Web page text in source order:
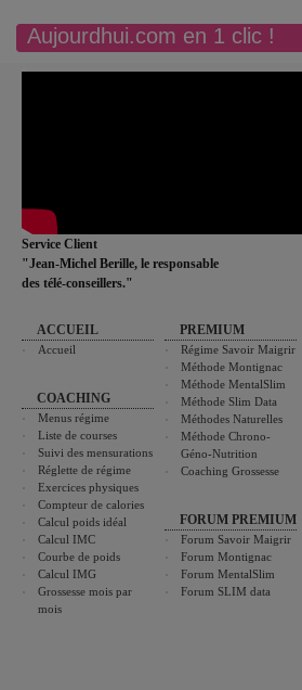
Aujourdhui.com en 1 clic !
Service Client
"Jean-Michel Berille, le responsable
des télé-conseillers."
ACCUEIL
Accueil
COACHING
Menus régime
Liste de courses
Suivi des mensurations
Réglette de régime
Exercices physiques
Compteur de calories
Calcul poids idéal
Calcul IMC
Courbe de poids
Calcul IMG
Grossesse mois par
mois
PREMIUM
Régime Savoir Maigrir
Méthode Montignac
Méthode MentalSlim
Méthode Slim Data
Méthodes Naturelles
Méthode Chrono-
Géno-Nutrition
Coaching Grossesse
FORUM PREMIUM
Forum Savoir Maigrir
Forum Montignac
Forum MentalSlim
Forum SLIM data